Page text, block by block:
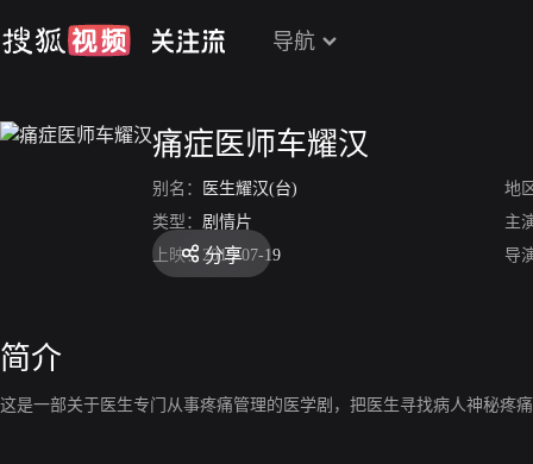
导航
痛症医师车耀汉
别名： 医生耀汉(台)
地
类型： 剧情片
主
上映： 2019-07-19 导
分享
简介
这是一部关于医生专门从事疼痛管理的医学剧，把医生寻找病人神秘疼